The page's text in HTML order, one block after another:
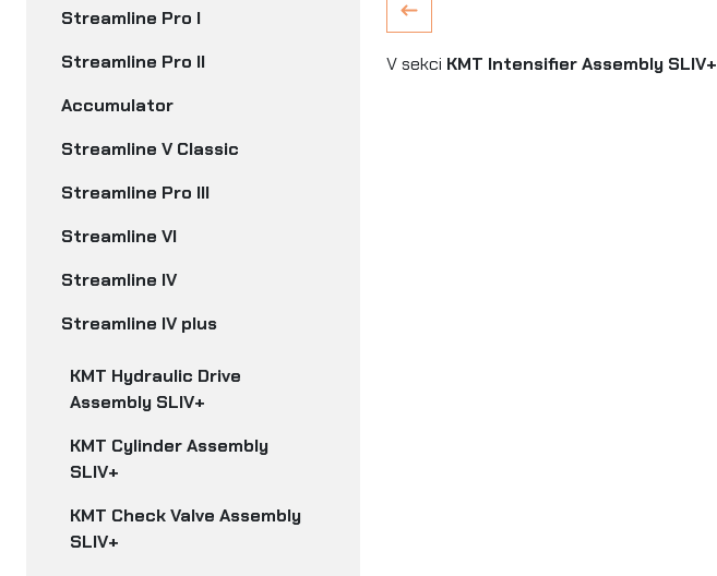
Streamline Pro I
Streamline Pro II
Accumulator
Streamline V Classic
Streamline Pro III
Streamline VI
Streamline IV
Streamline IV plus
KMT Hydraulic Drive
Assembly SLIV+
KMT Cylinder Assembly
SLIV+
KMT Check Valve Assembly
SLIV+
V sekci KMT Intensifier Assembly SLIV+